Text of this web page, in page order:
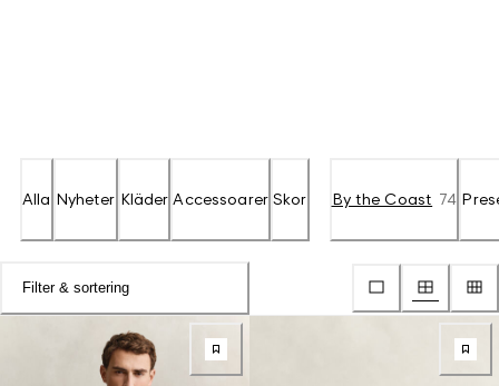
Alla Nyheter Kläder Accessoarer Skor By the Coast 74
Filter & sortering